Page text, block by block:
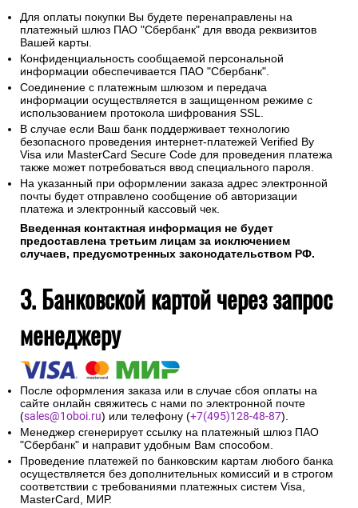
Для оплаты покупки Вы будете перенаправлены на
платежный шлюз ПАО "Сбербанк" для ввода реквизитов
Вашей карты.
Конфиденциальность сообщаемой персональной
информации обеспечивается ПАО "Сбербанк".
Соединение с платежным шлюзом и передача
информации осуществляется в защищенном режиме с
использованием протокола шифрования SSL.
В случае если Ваш банк поддерживает технологию
безопасного проведения интернет-платежей Verified By
Visa или MasterCard Secure Code для проведения платежа
также может потребоваться ввод специального пароля.
На указанный при оформлении заказа адрес электронной
почты будет отправлено сообщение об авторизации
платежа и электронный кассовый чек.
Введенная контактная информация не будет
предоставлена третьим лицам за исключением
случаев, предусмотренных законодательством РФ.
3. Банковской картой через запрос
менеджеру
После оформления заказа или в случае сбоя оплаты на
сайте онлайн свяжитесь с нами по электронной почте
(sales@1oboi.ru) или телефону (+7(495)128-48-87).
Менеджер сгенерирует ссылку на платежный шлюз ПАО
"Сбербанк" и направит удобным Вам способом.
Проведение платежей по банковским картам любого банка
осуществляется без дополнительных комиссий и в строгом
соответствии с требованиями платежных систем Visa,
MasterCard, МИР.